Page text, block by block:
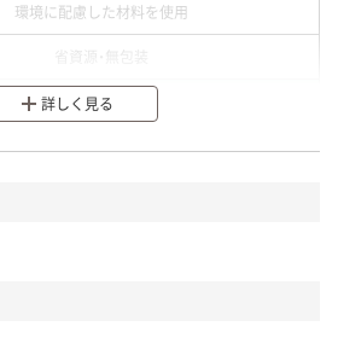
環境に配慮した材料を使用
分別・リサイクルしやすい設計
詳しく見る